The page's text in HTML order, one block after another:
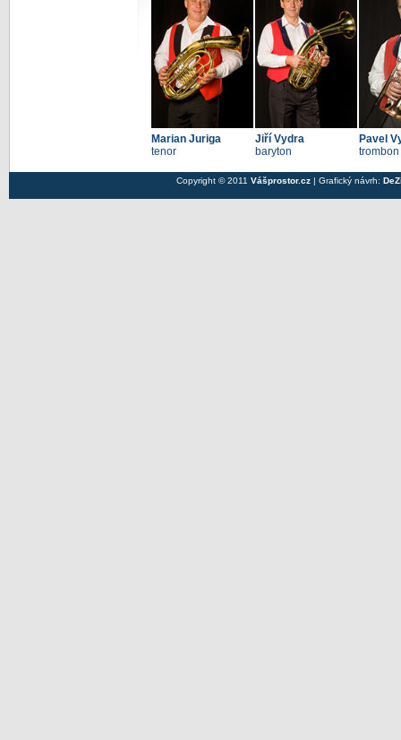
Marian Juriga
tenor
Jiří Vydra
baryton
Pavel
trombon
Copyright © 2011 Vášprostor.cz | Grafický návrh: